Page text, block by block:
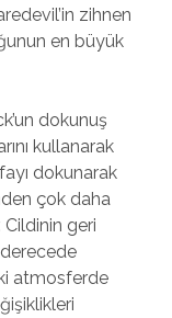
zihnen
en büyük
dokunuş
kullanarak
dokunarak
çok daha
Cildinin geri
derecede
atmosferde